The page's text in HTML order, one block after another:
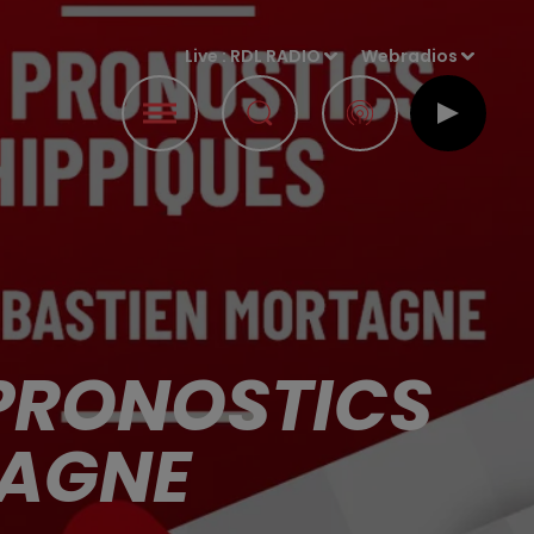
Live :RDL RADIO Webradios